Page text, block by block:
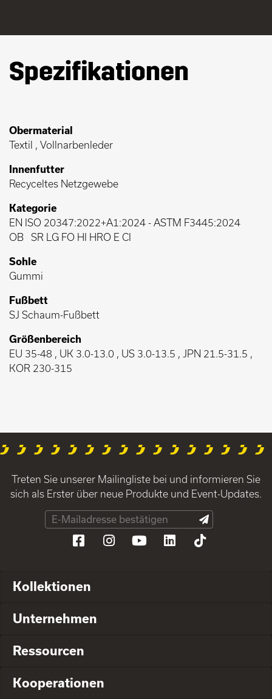
Spezifikationen
Obermaterial
Textil , Vollnarbenleder
Innenfutter
Recyceltes Netzgewebe
Kategorie
EN ISO 20347:2022+A1:2024 - ASTM F3445:2024
OB
SR LG FO HI HRO E CI
Sohle
Gummi
Fußbett
SJ Schaum-Fußbett
Größenbereich
EU 35-48 , UK 3.0-13.0 , US 3.0-13.5 , JPN 21.5-31.5 ,
KOR 230-315
Treten Sie unserer Mailingliste bei und informieren Sie
sich als Erster über neue Produkte und Event-Updates.
Kollektionen
Unternehmen
Ressourcen
Kooperationen